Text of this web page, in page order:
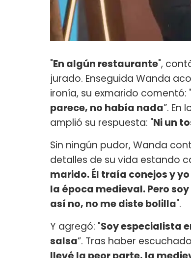
"En algún restaurante",
jurado. Enseguida Wanda
ironía, su exmarido comentó: "
parece, no había nada”. En
amplió su respuesta: "Ni un
Sin ningún pudor, Wanda
detalles de su vida estando
marido. Él traía conejos y
la época medieval. Pero
así no, no me diste bolilla".
Y agregó: "Soy especialista
salsa”. Tras haber